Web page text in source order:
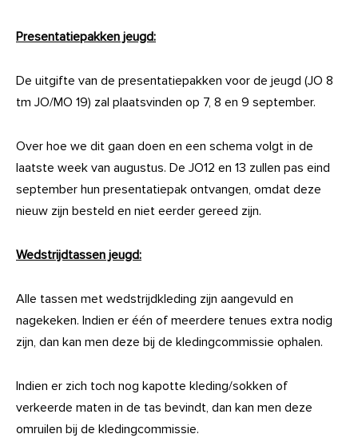
Presentatiepakken jeugd:
De uitgifte van de presentatiepakken voor de jeugd (JO 8
tm JO/MO 19) zal plaatsvinden op 7, 8 en 9 september.
Over hoe we dit gaan doen en een schema volgt in de
laatste week van augustus. De JO12 en 13 zullen pas eind
september hun presentatiepak ontvangen, omdat deze
nieuw zijn besteld en niet eerder gereed zijn.
Wedstrijdtassen jeugd:
Alle tassen met wedstrijdkleding zijn aangevuld en
nagekeken. Indien er één of meerdere tenues extra nodig
zijn, dan kan men deze bij de kledingcommissie ophalen.
Indien er zich toch nog kapotte kleding/sokken of
verkeerde maten in de tas bevindt, dan kan men deze
omruilen bij de kledingcommissie.